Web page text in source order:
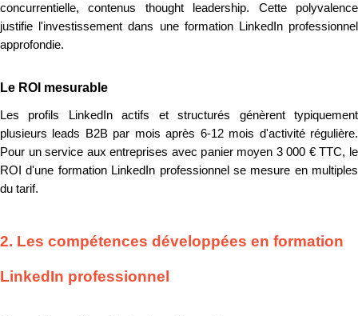
concurrentielle, contenus thought leadership. Cette polyvalence
justifie l'investissement dans une formation LinkedIn professionnel
approfondie.
Le ROI mesurable
Les profils LinkedIn actifs et structurés génèrent typiquement
plusieurs leads B2B par mois après 6-12 mois d'activité régulière.
Pour un service aux entreprises avec panier moyen 3 000 € TTC, le
ROI d'une formation LinkedIn professionnel se mesure en multiples
du tarif.
2. Les compétences développées en formation
LinkedIn professionnel